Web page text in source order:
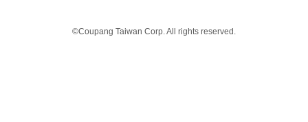
©Coupang Taiwan Corp. All rights reserved.